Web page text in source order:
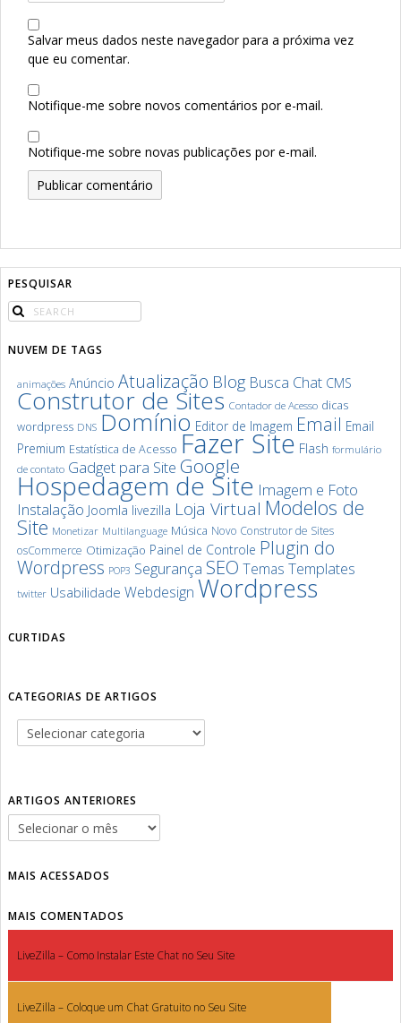
Salvar meus dados neste navegador para a próxima vez
que eu comentar.
Notifique-me sobre novos comentários por e-mail.
Notifique-me sobre novas publicações por e-mail.
PESQUISAR
NUVEM DE TAGS
animações Anúncio Atualização Blog Busca Chat CMS
Construtor de Sites Contador de Acesso dicas
wordpress DNS Domínio Editor de Imagem Email Email
Premium Estatística de Acesso Fazer Site Flash formulário
de contato Gadget para Site Google
Hospedagem de Site Imagem e Foto
Instalação Joomla livezilla Loja Virtual Modelos de
Site Monetizar Multilanguage Música Novo Construtor de Sites
osCommerce Otimização Painel de Controle Plugin do
Wordpress POP3 Segurança SEO Temas Templates
twitter Usabilidade Webdesign Wordpress
CURTIDAS
CATEGORIAS DE ARTIGOS
ARTIGOS ANTERIORES
MAIS ACESSADOS
MAIS COMENTADOS
LiveZilla – Como Instalar Este Chat no Seu Site
LiveZilla – Coloque um Chat Gratuito no Seu Site